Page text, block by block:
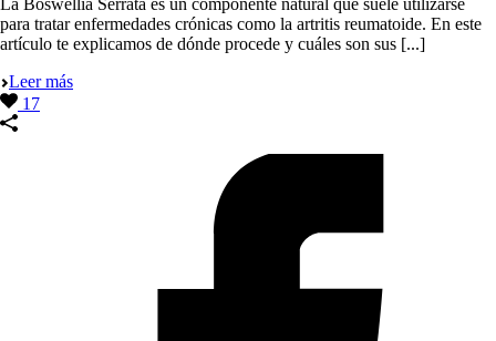
La Boswellia Serrata es un componente natural que suele utilizarse
para tratar enfermedades crónicas como la artritis reumatoide. En este
artículo te explicamos de dónde procede y cuáles son sus [...]
Leer más
17